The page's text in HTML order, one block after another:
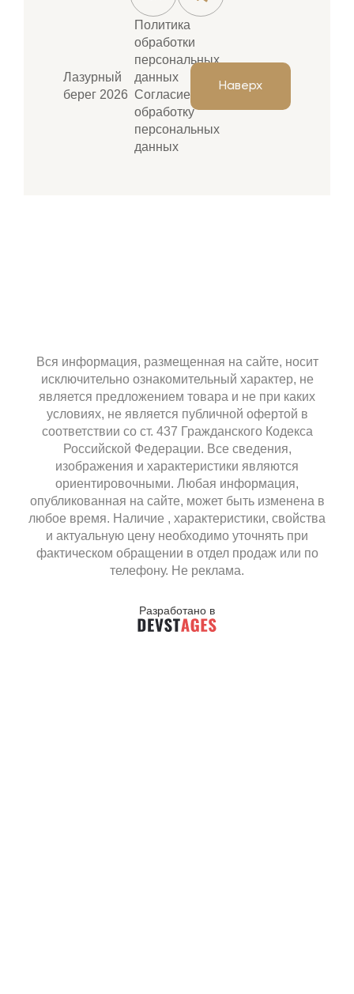
Лазурный
берег 2026
Политика
обработки
персональных
данных
Согласие на
обработку
персональных
данных
Наверх
Вся информация, размещенная на сайте, носит
исключительно ознакомительный характер, не
является предложением товара и не при каких
условиях, не является публичной офертой в
соответствии со ст. 437 Гражданского Кодекса
Российской Федерации. Все сведения,
изображения и характеристики являются
ориентировочными. Любая информация,
опубликованная на сайте, может быть изменена в
любое время. Наличие , характеристики, свойства
и актуальную цену необходимо уточнять при
фактическом обращении в отдел продаж или по
телефону. Не реклама.
Разработано в